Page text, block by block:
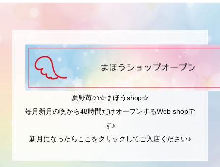
夏野苺の☆まほうshop☆
毎月新月の晩から48時間だけオープンするWeb shopで
す♪
新月になったらここをクリックしてご入店ください♪